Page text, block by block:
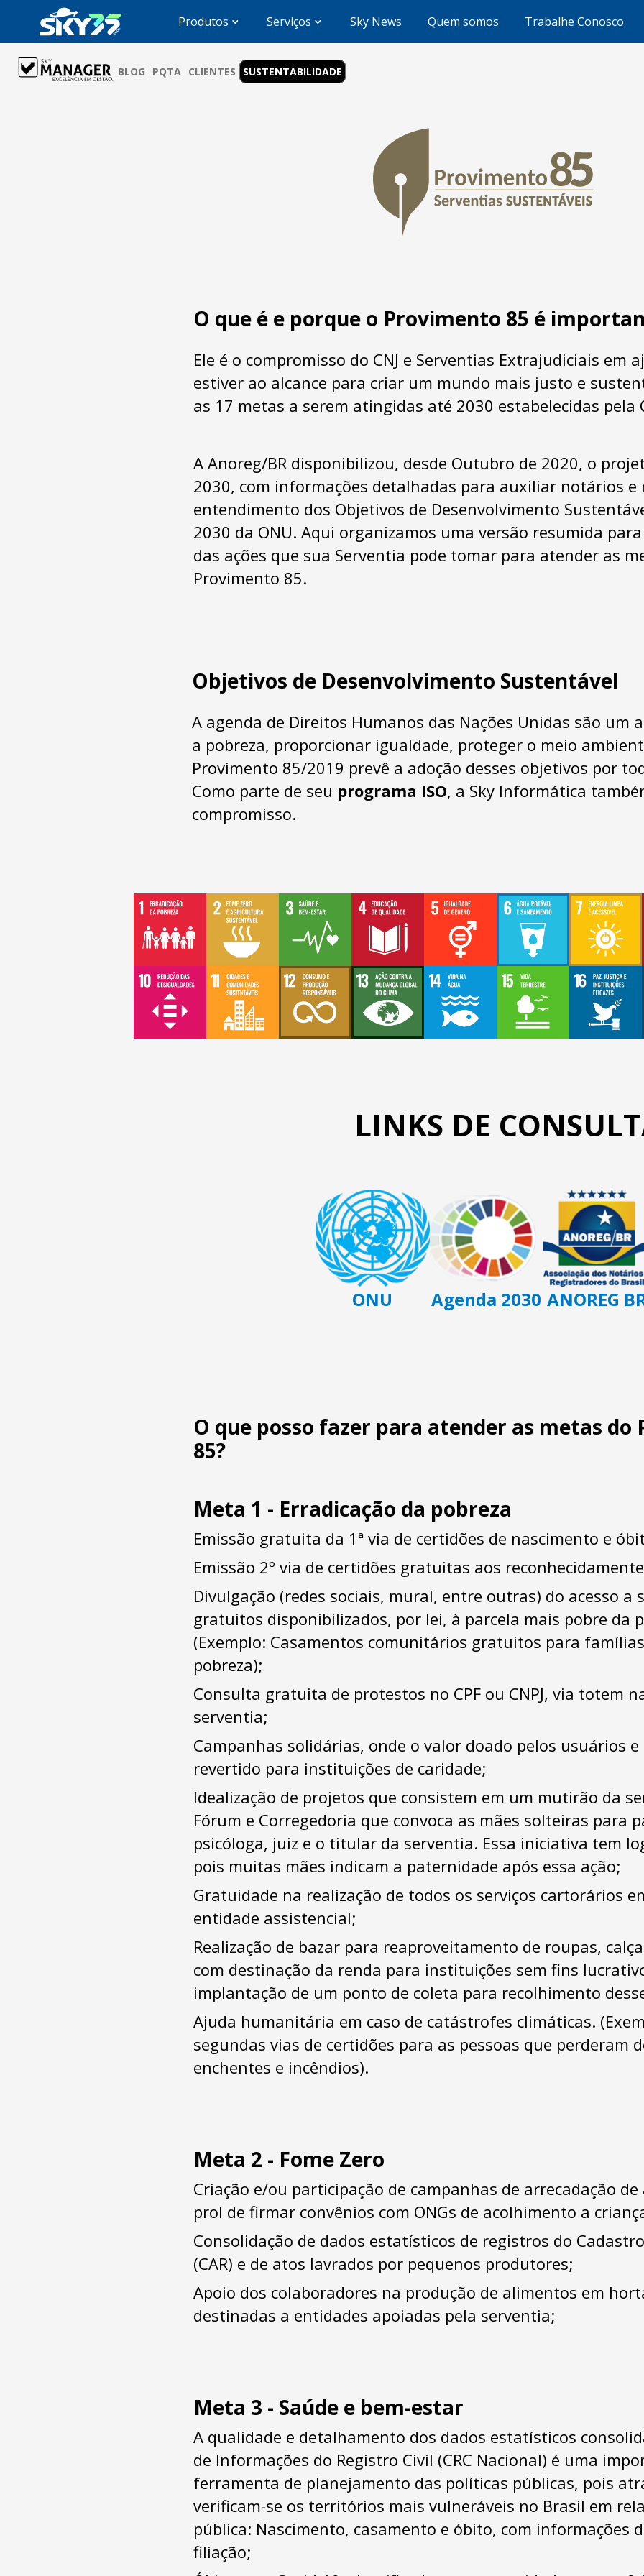
Produtos Serviços Sky News Quem somos Trabalhe Conosco
BLOG PQTA CLIENTES SUSTENTABILIDADE
O que é e porque o Provimento 85 é
Ele é o compromisso do CNJ e Serventias Extrajudiciais em
estiver ao alcance para criar um mundo mais justo e
as 17 metas a serem atingidas até 2030 estabelecidas pela
A Anoreg/BR disponibilizou, desde Outubro de 2020, o
2030, com informações detalhadas para auxiliar notários e
entendimento dos Objetivos de Desenvolvimento
2030 da ONU. Aqui organizamos uma versão resumida
das ações que sua Serventia pode tomar para atender as
Provimento 85.
Objetivos de Desenvolvimento Sustentável
A agenda de Direitos Humanos das Nações Unidas são um
a pobreza, proporcionar igualdade, proteger o meio
Provimento 85/2019 prevê a adoção desses objetivos por
Como parte de seu programa ISO, a Sky Informática
compromisso.
LINKS DE
ONU Agenda 2030 ANOREG
O que posso fazer para atender as metas do
85?
Meta 1 - Erradicação da pobreza
Emissão gratuita da 1ª via de certidões de nascimento e
Emissão 2º via de certidões gratuitas aos
Divulgação (redes sociais, mural, entre outras) do acesso a
gratuitos disponibilizados, por lei, à parcela mais pobre da
(Exemplo: Casamentos comunitários gratuitos para
pobreza);
Consulta gratuita de protestos no CPF ou CNPJ, via totem
serventia;
Campanhas solidárias, onde o valor doado pelos usuários
revertido para instituições de caridade;
Idealização de projetos que consistem em um mutirão da
Fórum e Corregedoria que convoca as mães solteiras para
psicóloga, juiz e o titular da serventia. Essa iniciativa tem
pois muitas mães indicam a paternidade após essa ação;
Gratuidade na realização de todos os serviços cartorários
entidade assistencial;
Realização de bazar para reaproveitamento de roupas,
com destinação da renda para instituições sem fins
implantação de um ponto de coleta para recolhimento
Ajuda humanitária em caso de catástrofes climáticas.
segundas vias de certidões para as pessoas que perderam
enchentes e incêndios).
Meta 2 - Fome Zero
Criação e/ou participação de campanhas de arrecadação
prol de firmar convênios com ONGs de acolhimento a
Consolidação de dados estatísticos de registros do
(CAR) e de atos lavrados por pequenos produtores;
Apoio dos colaboradores na produção de alimentos em
destinadas a entidades apoiadas pela serventia;
Meta 3 - Saúde e bem-estar
A qualidade e detalhamento dos dados estatísticos
de Informações do Registro Civil (CRC Nacional) é uma
ferramenta de planejamento das políticas públicas, pois
verificam-se os territórios mais vulneráveis no Brasil em
pública: Nascimento, casamento e óbito, com informações
filiação;